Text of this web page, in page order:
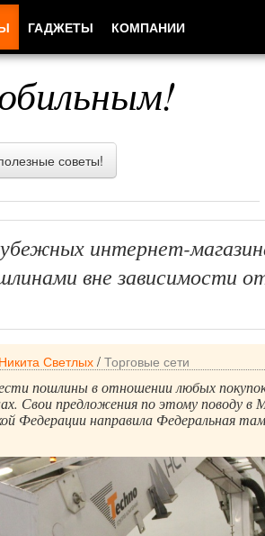
советы!
интернет-
вне зависимости
Никита Светлых / Торговые сети
пошлины в отношении любых
Свои предложения по этому поводу в
Федерации направила Федеральная
ГАДЖЕТЫ КОМПАНИИ